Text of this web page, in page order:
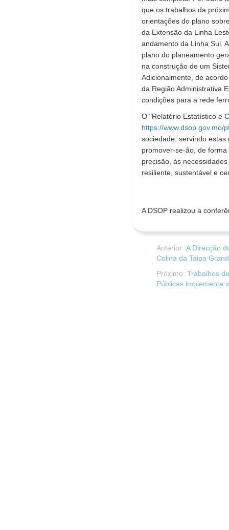
que os trabalhos da
orientações do plano
da Extensão da Linha
andamento da Linha Sul.
plano do planeamento
na construção de um
Adicionalmente, de
da Região Administrativa
condições para a rede
O "Relatório Estatístico e
https://www.dsop.gov.mo/
sociedade, servindo
promover-se-ão, de
precisão, às
resiliente, sustentável e
A DSOP realizou a
Anterior: A Direcção
Colina da Taipa
Próximo: Trabalhos
Públicas implementa